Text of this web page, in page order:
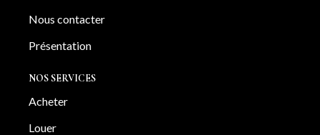
Nous contacter
Présentation
NOS SERVICES
Acheter
Louer